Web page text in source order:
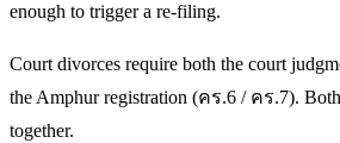
enough to trigger a re-filing.
Court divorces require both the court
the Amphur registration (คร.6 / คร.7). Both
together.